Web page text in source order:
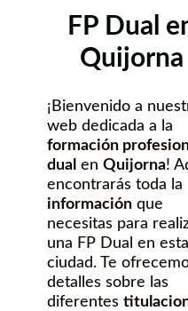
FP Dual
Quijorna
¡Bienvenido a
web dedicada a la
formación
dual en Quijorna!
encontrarás toda la
información que
necesitas para
una FP Dual en esta
ciudad. Te
detalles sobre las
diferentes